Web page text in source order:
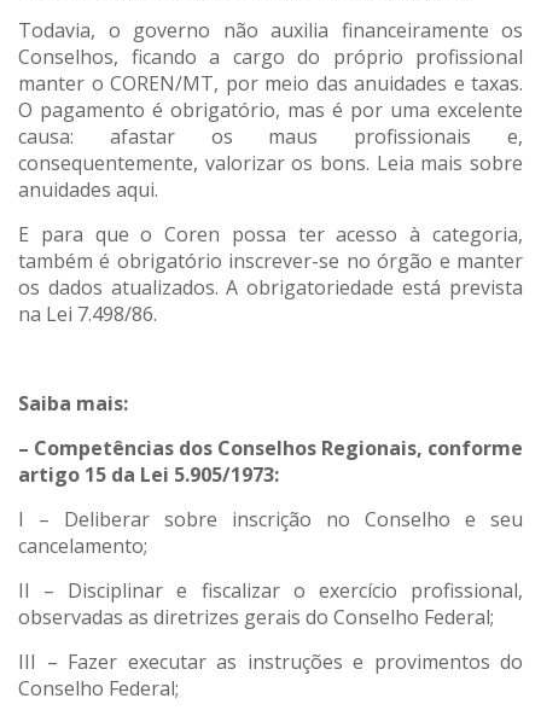
Todavia, o governo não auxilia financeiramente os
Conselhos, ficando a cargo do próprio profissional
manter o COREN/MT, por meio das anuidades e taxas.
O pagamento é obrigatório, mas é por uma excelente
causa: afastar os maus profissionais e,
consequentemente, valorizar os bons. Leia mais sobre
anuidades aqui.
E para que o Coren possa ter acesso à categoria,
também é obrigatório inscrever-se no órgão e manter
os dados atualizados. A obrigatoriedade está prevista
na Lei 7.498/86.
Saiba mais:
– Competências dos Conselhos Regionais, conforme
artigo 15 da Lei 5.905/1973:
I – Deliberar sobre inscrição no Conselho e seu
cancelamento;
II – Disciplinar e fiscalizar o exercício profissional,
observadas as diretrizes gerais do Conselho Federal;
III – Fazer executar as instruções e provimentos do
Conselho Federal;